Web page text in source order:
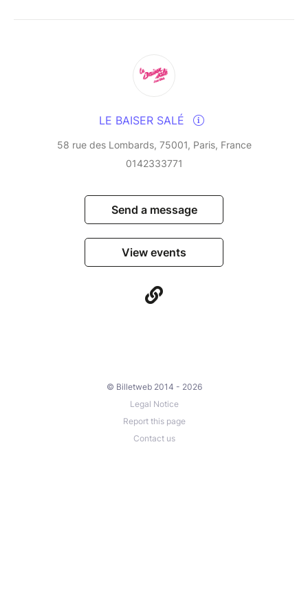
and modernity in a rare alchemy, fuelled by years of
uninterrupted musical dialogue.
LE BAISER SALÉ
58 rue des Lombards, 75001, Paris, France
0142333771
Send a message
View events
© Billetweb 2014 - 2026
Legal Notice
Report this page
Contact us